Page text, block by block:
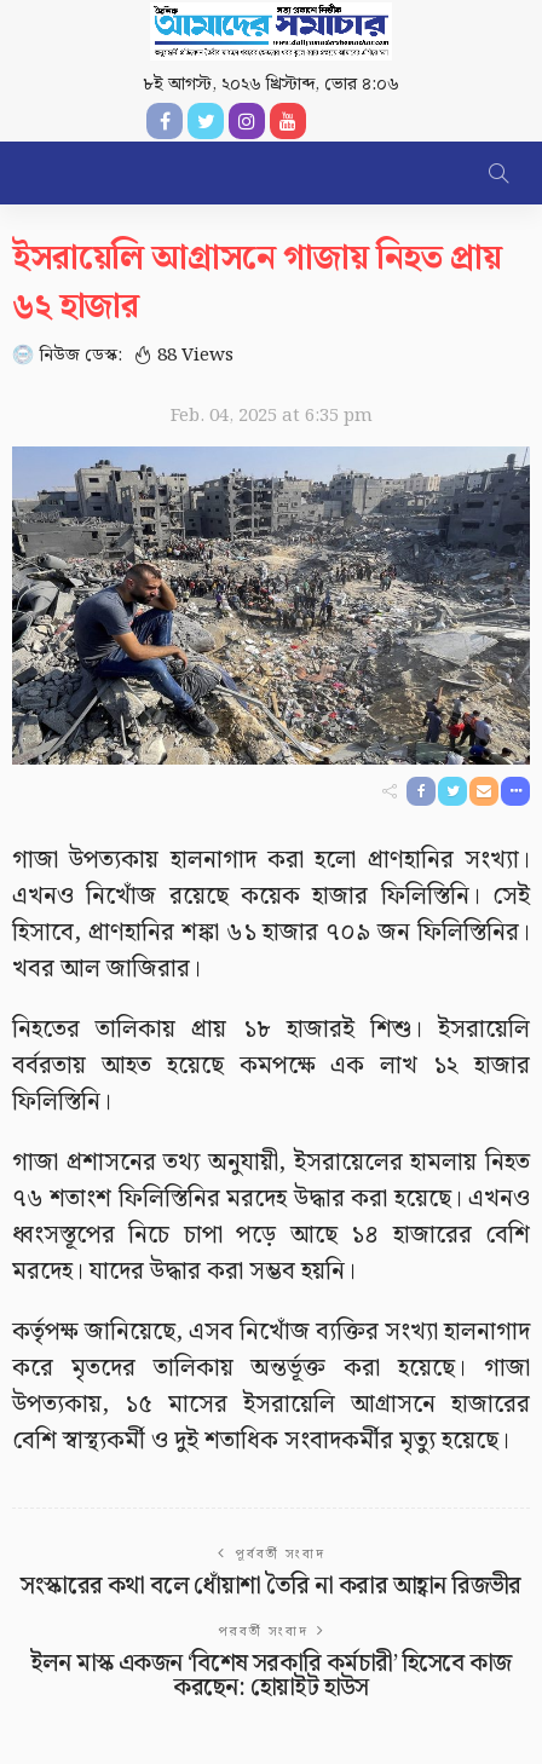
৮ই আগস্ট, ২০২৬ খ্রিস্টাব্দ, ভোর ৪:০৬
ইসরায়েলি আগ্রাসনে গাজায় নিহত প্রায়
৬২ হাজার
নিউজ ডেস্ক: 88 Views
Feb. 04, 2025 at 6:35 pm
গাজা উপত্যকায় হালনাগাদ করা হলো প্রাণহানির সংখ্যা।
এখনও নিখোঁজ রয়েছে কয়েক হাজার ফিলিস্তিনি। সেই
হিসাবে, প্রাণহানির শঙ্কা ৬১ হাজার ৭০৯ জন ফিলিস্তিনির।
খবর আল জাজিরার।
নিহতের তালিকায় প্রায় ১৮ হাজারই শিশু। ইসরায়েলি
বর্বরতায় আহত হয়েছে কমপক্ষে এক লাখ ১২ হাজার
ফিলিস্তিনি।
গাজা প্রশাসনের তথ্য অনুযায়ী, ইসরায়েলের হামলায় নিহত
৭৬ শতাংশ ফিলিস্তিনির মরদেহ উদ্ধার করা হয়েছে। এখনও
ধ্বংসস্তূপের নিচে চাপা পড়ে আছে ১৪ হাজারের বেশি
মরদেহ। যাদের উদ্ধার করা সম্ভব হয়নি।
কর্তৃপক্ষ জানিয়েছে, এসব নিখোঁজ ব্যক্তির সংখ্যা হালনাগাদ
করে মৃতদের তালিকায় অন্তর্ভূক্ত করা হয়েছে। গাজা
উপত্যকায়, ১৫ মাসের ইসরায়েলি আগ্রাসনে হাজারের
বেশি স্বাস্থ্যকর্মী ও দুই শতাধিক সংবাদকর্মীর মৃত্যু হয়েছে।
পূর্ববর্তী সংবাদ
সংস্কারের কথা বলে ধোঁয়াশা তৈরি না করার আহ্বান রিজভীর
পরবর্তী সংবাদ
ইলন মাস্ক একজন ‘বিশেষ সরকারি কর্মচারী’ হিসেবে কাজ
করছেন: হোয়াইট হাউস